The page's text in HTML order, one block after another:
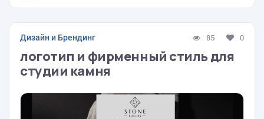
Дизайн и Брендинг 85 0
логотип и фирменный стиль для
студии камня